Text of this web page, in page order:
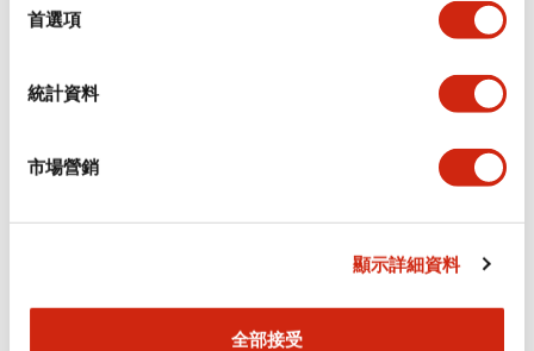
首選項
統計資料
市場營銷
顯示詳細資料
全部接受
環境規範
機械規格
安裝和安裝規範